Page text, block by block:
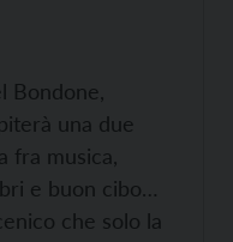
Bondone,
una due
fra musica,
e buon cibo…
che solo la